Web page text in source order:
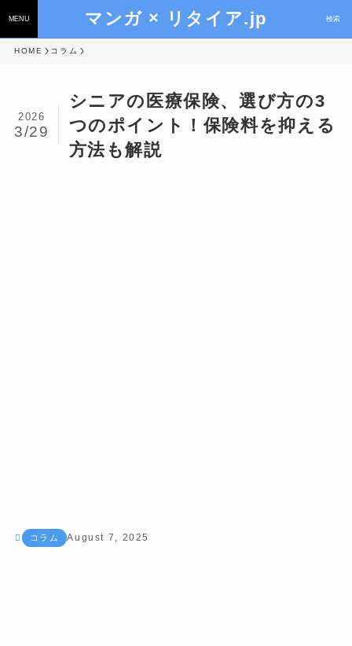
マンガ × リタイア.jp 検索
MENU
HOME コラム
シニアの医療保険、選び方の3
つのポイント！保険料を抑える
方法も解説
2026
3/29
コラム August 7, 2025